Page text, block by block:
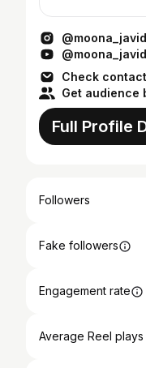
@moona_javid
@moona_javid
Check
Get audience
Full Profile
Followers
Fake followers
Engagement rate
Average Reel plays